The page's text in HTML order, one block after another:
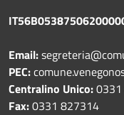
Email:
PEC:
Centralino Unico:
Fax:0331 827314